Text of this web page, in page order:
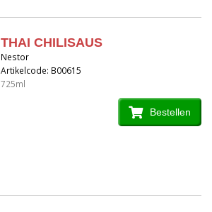
THAI CHILISAUS
Nestor
Artikelcode: B00615
725ml
Bestellen